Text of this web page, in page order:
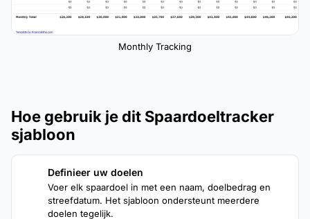
Monthly Tracking
Hoe gebruik je dit Spaardoeltracker
sjabloon
Definieer uw doelen
Voer elk spaardoel in met een naam, doelbedrag en
streefdatum. Het sjabloon ondersteunt meerdere
doelen tegelijk.